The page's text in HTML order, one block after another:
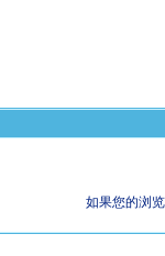
如果您的浏